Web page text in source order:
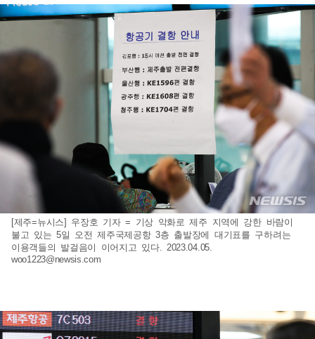
[제주=뉴시스] 우장호 기자 = 기상 악화로 제주 지역에 강한 바람이
불고 있는 5일 오전 제주국제공항 3층 출발장에 대기표를 구하려는
이용객들의 발걸음이 이어지고 있다. 2023.04.05.
woo1223@newsis.com